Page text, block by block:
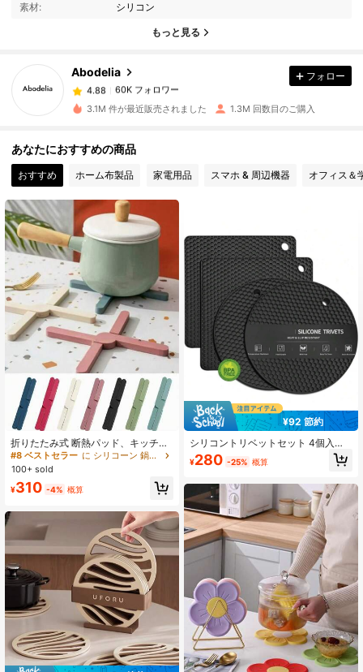
素材: シリコン
もっと見る
Abodelia
60K フォロワー
4.88
60K フォロワー
c***u は18時間前に購入しました
4.88 60K フォロワー
60K フォロワー
4.88 60K フォロワー
4.88 60K フォロワー
4.88 60K フォロワー
4.88 60K フォロワー
60K フォロワー
フォロー
3.1M 件が最近販売されました 1.3M 回数目のご購入
あなたにおすすめの商品
おすすめ ホーム布製品 家電用品 スマホ & 周辺機器 オフィス＆
折りたたみ式 断熱パッド、キッチン
ポットマット、シリコン製 滑り止め
耐熱パッド、クロスデザイン、家庭
用キッチンに必需品、キッチン用品&
機器、実用的なクリスマスギフト
#8 ベストセラー
に シリコーン 鍋つかみとオーブンミット
100+ sold
¥310 -4% 概算
¥92 節約
シリコントリベットセット 4個入り -
耐熱 滑り止め鍋マット、キッチン鍋
パン断熱パッド、手洗いシリコンマ
¥280 -25% 概算